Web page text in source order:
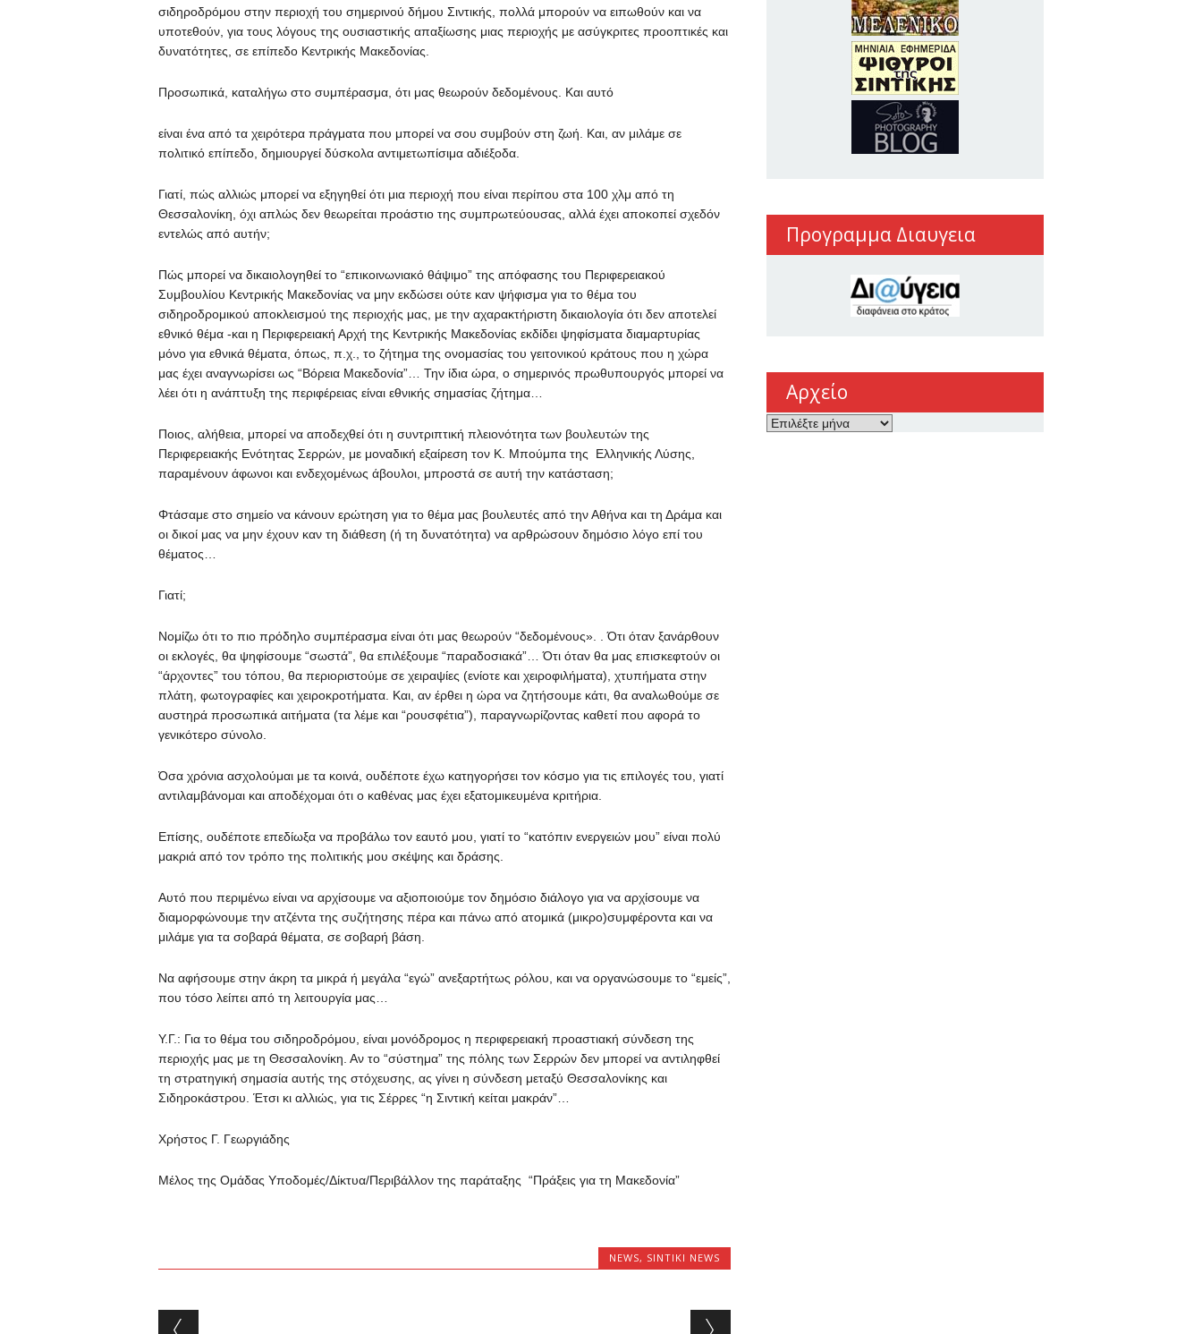
σιδηροδρόμου στην περιοχή του σημερινού δήμου Σιντικής, πολλά μπορούν να ειπωθούν και να
υποτεθούν, για τους λόγους της ουσιαστικής απαξίωσης μιας περιοχής με ασύγκριτες προοπτικές και
δυνατότητες, σε επίπεδο Κεντρικής Μακεδονίας.
Προσωπικά, καταλήγω στο συμπέρασμα, ότι μας θεωρούν δεδομένους. Και αυτό
είναι ένα από τα χειρότερα πράγματα που μπορεί να σου συμβούν στη ζωή. Και, αν μιλάμε σε
πολιτικό επίπεδο, δημιουργεί δύσκολα αντιμετωπίσιμα αδιέξοδα.
Γιατί, πώς αλλιώς μπορεί να εξηγηθεί ότι μια περιοχή που είναι περίπου στα 100 χλμ από τη
Θεσσαλονίκη, όχι απλώς δεν θεωρείται προάστιο της συμπρωτεύουσας, αλλά έχει αποκοπεί σχεδόν
εντελώς από αυτήν;
Πώς μπορεί να δικαιολογηθεί το “επικοινωνιακό θάψιμο” της απόφασης του Περιφερειακού
Συμβουλίου Κεντρικής Μακεδονίας να μην εκδώσει ούτε καν ψήφισμα για το θέμα του
σιδηροδρομικού αποκλεισμού της περιοχής μας, με την αχαρακτήριστη δικαιολογία ότι δεν αποτελεί
εθνικό θέμα -και η Περιφερειακή Αρχή της Κεντρικής Μακεδονίας εκδίδει ψηφίσματα διαμαρτυρίας
μόνο για εθνικά θέματα, όπως, π.χ., το ζήτημα της ονομασίας του γειτονικού κράτους που η χώρα
μας έχει αναγνωρίσει ως “Βόρεια Μακεδονία”… Την ίδια ώρα, ο σημερινός πρωθυπουργός μπορεί να
λέει ότι η ανάπτυξη της περιφέρειας είναι εθνικής σημασίας ζήτημα…
Ποιος, αλήθεια, μπορεί να αποδεχθεί ότι η συντριπτική πλειονότητα των βουλευτών της
Περιφερειακής Ενότητας Σερρών, με μοναδική εξαίρεση τον Κ. Μπούμπα της Ελληνικής Λύσης,
παραμένουν άφωνοι και ενδεχομένως άβουλοι, μπροστά σε αυτή την κατάσταση;
Φτάσαμε στο σημείο να κάνουν ερώτηση για το θέμα μας βουλευτές από την Αθήνα και τη Δράμα και
οι δικοί μας να μην έχουν καν τη διάθεση (ή τη δυνατότητα) να αρθρώσουν δημόσιο λόγο επί του
θέματος…
Γιατί;
Νομίζω ότι το πιο πρόδηλο συμπέρασμα είναι ότι μας θεωρούν “δεδομένους». . Ότι όταν ξανάρθουν
οι εκλογές, θα ψηφίσουμε “σωστά”, θα επιλέξουμε “παραδοσιακά”… Ότι όταν θα μας επισκεφτούν οι
“άρχοντες” του τόπου, θα περιοριστούμε σε χειραψίες (ενίοτε και χειροφιλήματα), χτυπήματα στην
πλάτη, φωτογραφίες και χειροκροτήματα. Και, αν έρθει η ώρα να ζητήσουμε κάτι, θα αναλωθούμε σε
αυστηρά προσωπικά αιτήματα (τα λέμε και “ρουσφέτια”), παραγνωρίζοντας καθετί που αφορά το
γενικότερο σύνολο.
Όσα χρόνια ασχολούμαι με τα κοινά, ουδέποτε έχω κατηγορήσει τον κόσμο για τις επιλογές του, γιατί
αντιλαμβάνομαι και αποδέχομαι ότι ο καθένας μας έχει εξατομικευμένα κριτήρια.
Επίσης, ουδέποτε επεδίωξα να προβάλω τον εαυτό μου, γιατί το “κατόπιν ενεργειών μου” είναι πολύ
μακριά από τον τρόπο της πολιτικής μου σκέψης και δράσης.
Αυτό που περιμένω είναι να αρχίσουμε να αξιοποιούμε τον δημόσιο διάλογο για να αρχίσουμε να
διαμορφώνουμε την ατζέντα της συζήτησης πέρα και πάνω από ατομικά (μικρο)συμφέροντα και να
μιλάμε για τα σοβαρά θέματα, σε σοβαρή βάση.
Να αφήσουμε στην άκρη τα μικρά ή μεγάλα “εγώ” ανεξαρτήτως ρόλου, και να οργανώσουμε το “εμείς”,
που τόσο λείπει από τη λειτουργία μας…
Υ.Γ.: Για το θέμα του σιδηροδρόμου, είναι μονόδρομος η περιφερειακή προαστιακή σύνδεση της
περιοχής μας με τη Θεσσαλονίκη. Αν το “σύστημα” της πόλης των Σερρών δεν μπορεί να αντιληφθεί
τη στρατηγική σημασία αυτής της στόχευσης, ας γίνει η σύνδεση μεταξύ Θεσσαλονίκης και
Σιδηροκάστρου. Έτσι κι αλλιώς, για τις Σέρρες “η Σιντική κείται μακράν”…
Χρήστος Γ. Γεωργιάδης
Μέλος της Ομάδας Υποδομές/Δίκτυα/Περιβάλλον της παράταξης “Πράξεις για τη Μακεδονία”
NEWS, SINTIKI NEWS
Post navigation
Προγραμμα Διαυγεια
Αρχείο
Αρχείο